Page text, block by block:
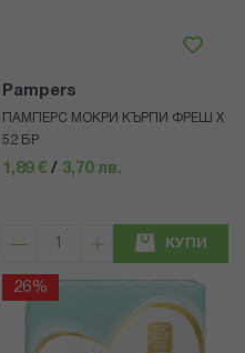
Pampers
ПАМПЕРС МОКРИ КЪРПИ ФРЕШ Х
52 БР
1,89 € / 3,70 лв.
КУПИ
26%